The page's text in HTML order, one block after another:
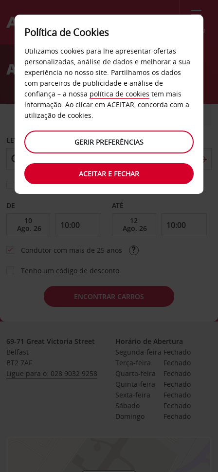
Menu
Welcome
AvisAluguer de carros Belfast
CARRO
LEVANTAR EM
Escolher uma estação de devolução diferente
DE ATÉ
Condutor com mais de 25 anos
Tenho um código de desconto
ENCONTRAR CARROS
69-71 Great Victoria Street
Belfast
BT2 7AF
Ligue para o: 028 9032 9258
Horário de Abertura
Segunda-feira Fechado
Terça-feira
Fechado
Quarta-feira
Fechado
Quinta-feira
Fechado
Sexta-feira
Fechado
Sábado
Fechado
Domingo
Fechado
Política de Cookies
Utilizamos cookies para lhe apresentar ofertas
personalizadas, análise de dados e melhorar a sua
experiência no nosso site. Partilhamos os dados
com parceiros de publicidade e análise de
confiança – a nossa política de cookies tem mais
informação. Ao clicar em ACEITAR, concorda com a
utilização de cookies.
GERIR PREFERÊNCIAS
ACEITAR E FECHAR